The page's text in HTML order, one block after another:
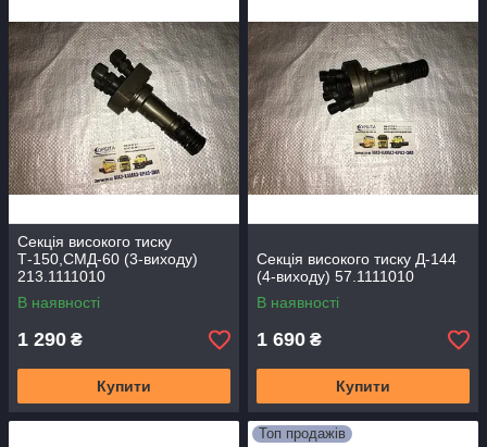
Секція високого тиску
Т-150,СМД-60 (3-виходу)
213.1111010
В наявності
1 290 ₴
Купити
Секція високого тиску Д-144
(4-виходу) 57.1111010
В наявності
1 690 ₴
Купити
Топ продажів